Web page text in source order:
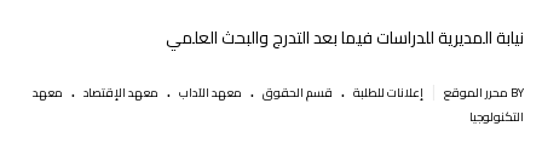
نيابة المديرية للدراسات فيما بعد التدرج والبحث العلمي
BY محرر الموقع إعلانات للطلبة . قسم الحقوق . معهد الآداب . معهد الإقتصاد . معهد
التكنولوجيا